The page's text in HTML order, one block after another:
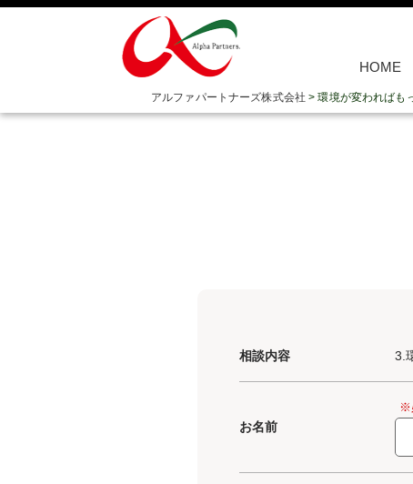
HOME
アルファパートナーズ株式会社 >環境が変わればも
相談内容 3.
お名前
※